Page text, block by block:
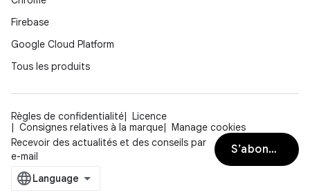
Firebase
Google Cloud Platform
Tous les produits
Règles de confidentialité
Licence
Consignes relatives à la marque
Manage cookies
Recevoir des actualités et des conseils par
e-mail
S’abonner